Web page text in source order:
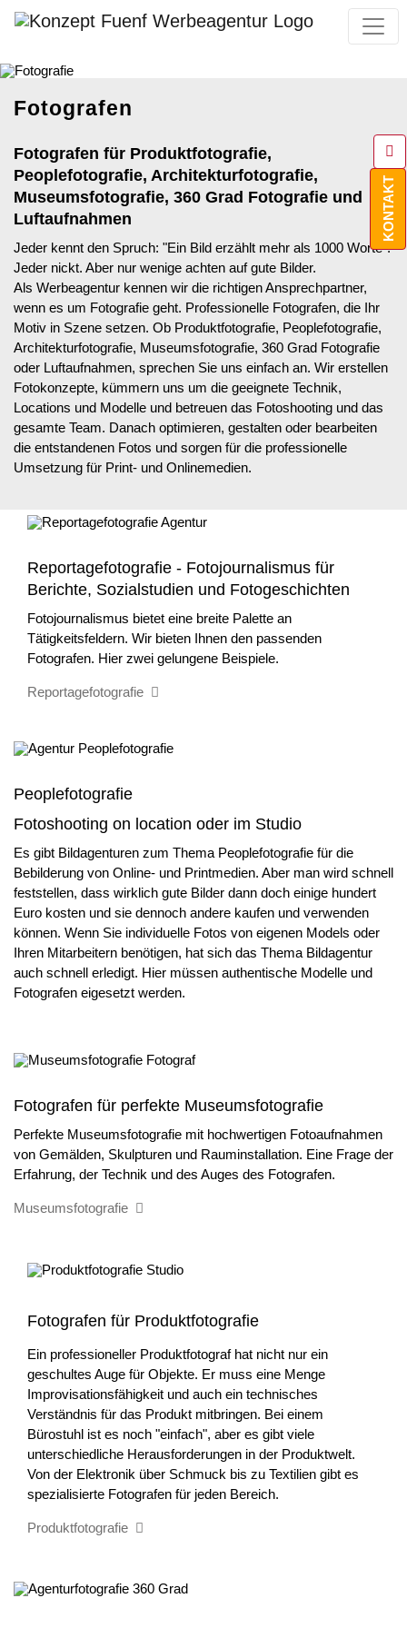
KONTAKT
Fotografen
Fotografen für Produktfotografie,
Peoplefotografie, Architekturfotografie,
Museumsfotografie, 360 Grad Fotografie und
Luftaufnahmen
Jeder kennt den Spruch: "Ein Bild erzählt mehr als 1000 Worte".
Jeder nickt. Aber nur wenige achten auf gute Bilder.
Als Werbeagentur kennen wir die richtigen Ansprechpartner,
wenn es um Fotografie geht. Professionelle Fotografen, die Ihr
Motiv in Szene setzen. Ob Produktfotografie, Peoplefotografie,
Architekturfotografie, Museumsfotografie, 360 Grad Fotografie
oder Luftaufnahmen, sprechen Sie uns einfach an. Wir erstellen
Fotokonzepte, kümmern uns um die geeignete Technik,
Locations und Modelle und betreuen das Fotoshooting und das
gesamte Team. Danach optimieren, gestalten oder bearbeiten
die entstandenen Fotos und sorgen für die professionelle
Umsetzung für Print- und Onlinemedien.
Reportagefotografie - Fotojournalismus für
Berichte, Sozialstudien und Fotogeschichten
Fotojournalismus bietet eine breite Palette an
Tätigkeitsfeldern. Wir bieten Ihnen den passenden
Fotografen. Hier zwei gelungene Beispiele.
Reportagefotografie
Peoplefotografie
Fotoshooting on location oder im Studio
Es gibt Bildagenturen zum Thema Peoplefotografie für die
Bebilderung von Online- und Printmedien. Aber man wird schnell
feststellen, dass wirklich gute Bilder dann doch einige hundert
Euro kosten und sie dennoch andere kaufen und verwenden
können. Wenn Sie individuelle Fotos von eigenen Models oder
Ihren Mitarbeitern benötigen, hat sich das Thema Bildagentur
auch schnell erledigt. Hier müssen authentische Modelle und
Fotografen eigesetzt werden.
Fotografen für perfekte Museumsfotografie
Perfekte Museumsfotografie mit hochwertigen Fotoaufnahmen
von Gemälden, Skulpturen und Rauminstallation. Eine Frage der
Erfahrung, der Technik und des Auges des Fotografen.
Museumsfotografie
Fotografen für Produktfotografie
Ein professioneller Produktfotograf hat nicht nur ein
geschultes Auge für Objekte. Er muss eine Menge
Improvisationsfähigkeit und auch ein technisches
Verständnis für das Produkt mitbringen. Bei einem
Bürostuhl ist es noch "einfach", aber es gibt viele
unterschiedliche Herausforderungen in der Produktwelt.
Von der Elektronik über Schmuck bis zu Textilien gibt es
spezialisierte Fotografen für jeden Bereich.
Produktfotografie